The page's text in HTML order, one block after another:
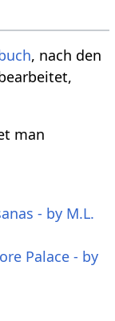
, nach den
man
- by M.L.
Palace - by